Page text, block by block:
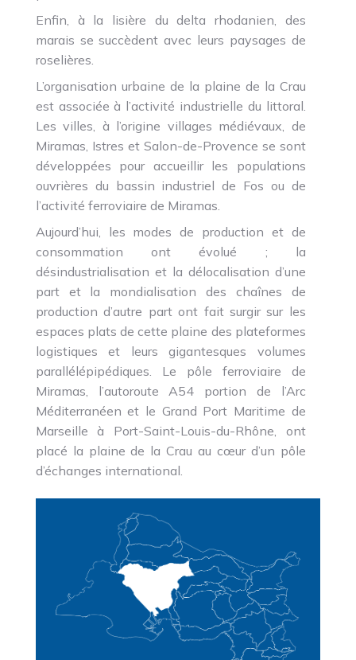
Enfin, à la lisière du delta rhodanien, des
marais se succèdent avec leurs paysages de
roselières.
L’organisation urbaine de la plaine de la Crau
est associée à l’activité industrielle du littoral.
Les villes, à l’origine villages médiévaux, de
Miramas, Istres et Salon-de-Provence se sont
développées pour accueillir les populations
ouvrières du bassin industriel de Fos ou de
l’activité ferroviaire de Miramas.
Aujourd’hui, les modes de production et de
consommation ont évolué ; la
désindustrialisation et la délocalisation d’une
part et la mondialisation des chaînes de
production d’autre part ont fait surgir sur les
espaces plats de cette plaine des plateformes
logistiques et leurs gigantesques volumes
parallélépipédiques. Le pôle ferroviaire de
Miramas, l’autoroute A54 portion de l’Arc
Méditerranéen et le Grand Port Maritime de
Marseille à Port-Saint-Louis-du-Rhône, ont
placé la plaine de la Crau au cœur d’un pôle
d’échanges international.